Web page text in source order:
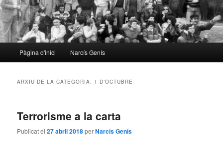
principal
Pàgina d'inici Narcís Genís
ARXIU DE LA CATEGORIA: 1 D’OCTUBRE
Terrorisme a la carta
Publicat el27 abril 2018perNarcís Genís